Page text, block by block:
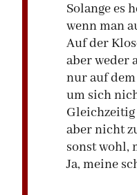
Solange es
wenn man
Auf der
aber weder
nur auf
um sich
aber nicht
sonst wohl,
Ja, meine